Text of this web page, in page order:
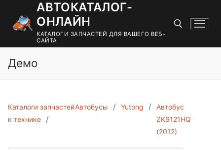
содержимому
АВТОКАТАЛОГ-
ОНЛАЙН
КАТАЛОГИ ЗАПЧАСТЕЙ ДЛЯ ВАШЕГО ВЕБ-
САЙТА
Демо
Каталоги запчастей
к технике
Автобусы Yutong
Автобус
ZK6121HQ
(2012)